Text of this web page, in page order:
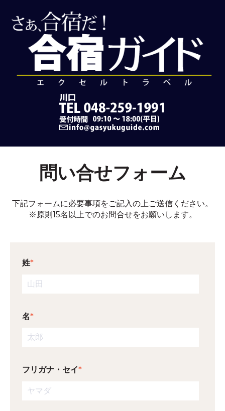
問い合せフォーム
下記フォームに必要事項をご記入の上ご送信ください。
※原則15名以上でのお問合せをお願いします。
姓*
名*
フリガナ・セイ*